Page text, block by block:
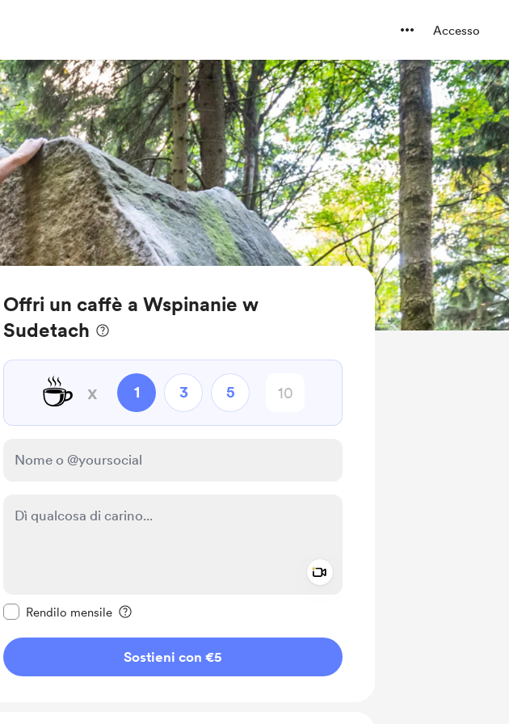
Accesso
Offri un caffè a Wspinanie w
Sudetach
☕ x 1 3 5
Rendilo mensile
Sostieni con €5